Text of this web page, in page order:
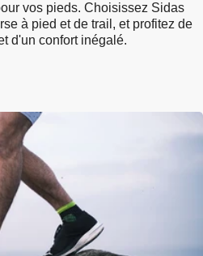
vos pieds. Choisissez Sidas
à pied et de trail, et profitez de
d'un confort inégalé.